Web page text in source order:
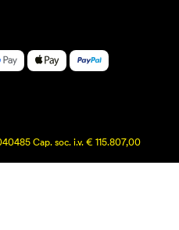
Cap. soc. i.v. € 115.807,00